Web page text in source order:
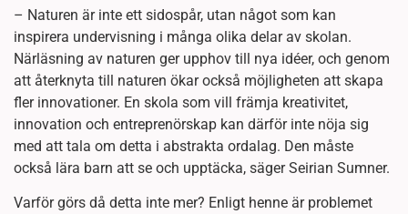
– Naturen är inte ett sidospår, utan något som kan
inspirera undervisning i många olika delar av skolan.
Närläsning av naturen ger upphov till nya idéer, och genom
att återknyta till naturen ökar också möjligheten att skapa
fler innovationer. En skola som vill främja kreativitet,
innovation och entreprenörskap kan därför inte nöja sig
med att tala om detta i abstrakta ordalag. Den måste
också lära barn att se och upptäcka, säger Seirian Sumner.
Varför görs då detta inte mer? Enligt henne är problemet